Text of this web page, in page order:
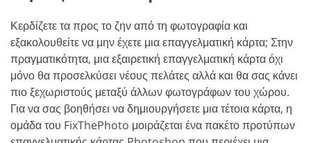
Κερδίζετε τα προς το ζην από τη φωτογραφία και
εξακολουθείτε να μην έχετε μια επαγγελματική κάρτα; Στην
πραγματικότητα, μια εξαιρετική επαγγελματική κάρτα όχι
μόνο θα προσελκύσει νέους πελάτες αλλά και θα σας κάνει
πιο ξεχωριστούς μεταξύ άλλων φωτογράφων του χώρου.
Για να σας βοηθήσει να δημιουργήσετε μια τέτοια κάρτα, η
ομάδα του FixThePhoto μοιράζεται ένα πακέτο προτύπων